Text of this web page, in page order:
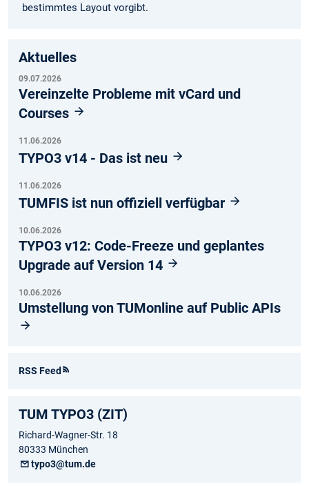
bestimmtes Layout vorgibt.
Aktuelles
09.07.2026
Vereinzelte Probleme mit vCard und
Courses
11.06.2026
TYPO3 v14 - Das ist neu
11.06.2026
TUMFIS ist nun offiziell verfügbar
10.06.2026
TYPO3 v12: Code-Freeze und geplantes
Upgrade auf Version 14
10.06.2026
Umstellung von TUMonline auf Public APIs
RSS Feed
TUM TYPO3 (ZIT)
Richard-Wagner-Str. 18
80333 München
typo3@tum.de